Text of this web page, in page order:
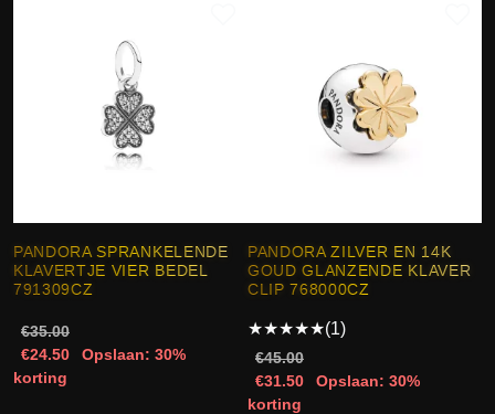
PANDORA SPRANKELENDE
KLAVERTJE VIER BEDEL
791309CZ
€35.00
€24.50
Opslaan: 30%
korting
PANDORA ZILVER EN 14K
GOUD GLANZENDE KLAVER
CLIP 768000CZ
★★★★★(1)
€45.00
€31.50
Opslaan: 30%
korting